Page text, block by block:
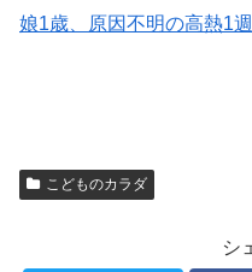
娘1歳、原因不明の高熱1
こどものカラダ
シ